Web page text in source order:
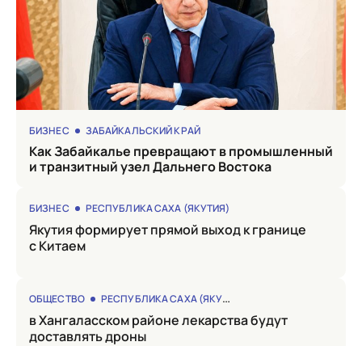
БИЗНЕС ЗАБАЙКАЛЬСКИЙ КРАЙ
Как Забайкалье превращают в промышленный
и транзитный узел Дальнего Востока
БИЗНЕС РЕСПУБЛИКА САХА (ЯКУТИЯ)
Якутия формирует прямой выход к границе
с Китаем
ОБЩЕСТВО РЕСПУБЛИКА САХА (ЯКУТИЯ)
в Хангаласском районе лекарства будут
доставлять дроны